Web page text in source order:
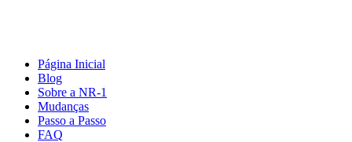
Página Inicial
Blog
Sobre a NR-1
Mudanças
Passo a Passo
FAQ